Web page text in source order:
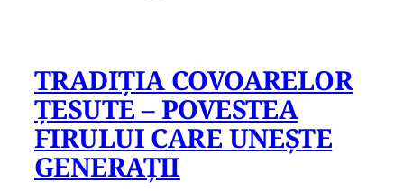
TRADIȚIA COVOARELOR
ȚESUTE – POVESTEA
FIRULUI CARE UNEȘTE
GENERAȚII